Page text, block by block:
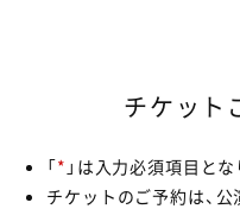
チケット
「* 」は入力必須項目とな
チケットのご予約は、